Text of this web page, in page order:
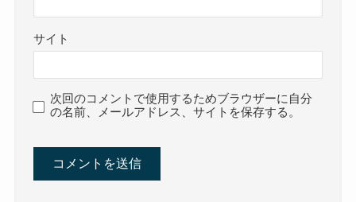
サイト
次回のコメントで使用するためブラウザーに自分
の名前、メールアドレス、サイトを保存する。